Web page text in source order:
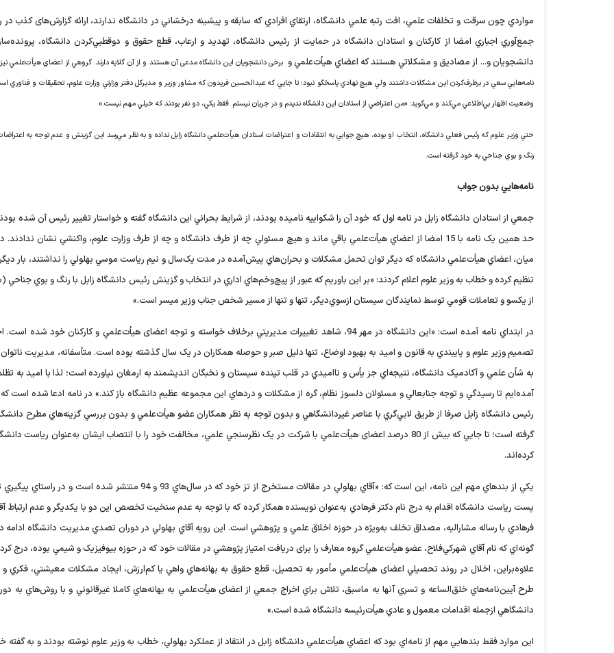
مواردي چون سرقت و تخلفات علمي، افت رتبه علمي دانشگاه، ارتقاي افرادي که سابقه و پيشينه درخشاني در دانشگاه ندارند، ارائه گزارش‌های کذب در
جمع‌آوري اجباري امضا از کارکنان و استادان دانشگاه در حمايت از رئيس دانشگاه، تهديد و ارعاب، قطع حقوق و دوقطبي‌کردن دانشگاه،
دانشجويان و... از مصاديق و مشکلاتي هستند که اعضاي هيأت‌علمي و برخی دانشجويان اين دانشگاه مدعی آن هستند و از آن گلايه دارند. گروهي از اعضاي هيأت‌علمي
نامه‌هايي سعي در برطرف‌کردن اين مشکلات داشتند ولي هيچ نهادي پاسخگو نبود؛ تا جايي که عبدالحسين فريدون که مشاور وزير و مديرکل دفتر وزارتي وزارت علوم، تحقيقات و فناوري
وضعيت اظهار بي‌اطلاعي مي‌کند و مي‌گويد: «من اعتراضي از استادان اين دانشگاه نديدم و در جريان نيستم. فقط يکي، دو نفر بودند که خيلي مهم نيست.»
حتي وزير علوم که رئيس فعلي دانشگاه، انتخاب او بوده، هيچ جوابي به انتقادات و اعتراضات استادان هيأت‌علمي دانشگاه زابل نداده و به نظر مي‌رسد اين گزينش و عدم توجه به
رنگ و بوي جناحي به خود گرفته است.
نامه‌هايي بدون جواب
جمعي از استادان دانشگاه زابل در نامه‌ اول که خود آن را شکواييه ناميده بودند، از شرايط بحراني اين دانشگاه گفته و خواستار تغيير رئيس آن شده‌
حد همين يک نامه با 15 امضا از اعضاي هيأت‌علمي باقي ماند و هيچ مسئولي چه از طرف دانشگاه و چه از طرف وزارت علوم، واکنشي نشان
ميان، اعضاي هيأت‌علمي دانشگاه که ديگر توان تحمل مشکلات و بحران‌هاي پيش‌آمده در مدت يک‌سال و نيم رياست موسي بهلولي را نداشتند، بار
تنظيم کرده و خطاب به وزير علوم اعلام کردند: «بر اين باوريم که عبور از پيچ‌وخم‌هاي اداري در انتخاب و گزينش رئيس دانشگاه زابل با رنگ و بوي
از يکسو و تعاملات قومي توسط نمايندگان سيستان از‌سوي‌ديگر، تنها و تنها از مسير شخص جناب وزير ميسر است.»
در ابتداي نامه آمده است: «اين دانشگاه در مهر 94، شاهد تغييرات مديريتي برخلاف خواسته و توجه اعضای هيأت‌علمي و کارکنان خود شده
تصميم وزير علوم و پايبندي به قانون و اميد به بهبود اوضاع، تنها دليل صبر و حوصله همکاران در يک سال گذشته بوده است. متأسفانه، مديريت ناتوان
به شأن علمي و آکادميک دانشگاه، نتيجه‌اي جز يأس و نااميدي در قلب تپنده سيستان و نخبگان انديشمند به ارمغان نياورده است؛ لذا با اميد به
آمده‌ايم تا رسيدگي و توجه جنابعالي و مسئولان دلسوز نظام، گره از مشکلات و دردهاي اين مجموعه عظيم دانشگاه باز کند.» در نامه ادعا شده است
رئيس دانشگاه زابل صرفا از طريق لابي‌گري با عناصر غيردانشگاهي و بدون توجه به نظر همکاران عضو هيأت‌علمي و بدون بررسي گزينه‌هاي مطرح
گرفته است؛ تا جايي که بيش از 80 درصد اعضای هيأت‌علمي با شرکت در يک نظرسنجي علمي، مخالفت خود را با انتصاب ايشان به‌عنوان رياست
کرده‌اند.
يکي از بندهاي مهم اين نامه، اين است که: «آقاي بهلولي در مقالات مستخرج از تز خود که در سال‌هاي 93 و 94 منتشر شده است
پست رياست دانشگاه اقدام به درج نام دکتر فرهادي به‌عنوان نويسنده همکار کرده که با توجه به عدم سنخيت تخصص اين دو با يکديگر و عدم ارتباط
فرهادي با رساله مشارالیه، مصداق تخلف به‌ويژه در حوزه اخلاق علمي و پژوهشي است. اين رويه آقاي بهلولي در دوران تصدي مديريت دانشگاه ادامه
گونه‌اي که نام آقاي شهرکي‌فلاح، عضو هيأت‌علمي گروه معارف را برای دريافت امتياز پژوهشي در مقالات خود که در حوزه بيوفيزيک و شيمي بوده، درج
علاوه‌براين، اخلال در روند تحصيلي اعضای هيأت‌علمي مأمور به تحصيل، قطع حقوق به بهانه‌هاي واهي يا کم‌ارزش، ايجاد مشکلات معيشتي، فکري و
طرح آيين‌نامه‌هاي خلق‌الساعه و تسري آنها به ماسبق، تلاش براي اخراج جمعي از اعضای هيأت‌علمي به بهانه‌هاي کاملا غيرقانوني و با روش‌هاي به
دانشگاهي ازجمله اقدامات معمول و عادي هيأت‌رئيسه دانشگاه شده است.»
اين موارد فقط بندهايي مهم از نامه‌اي بود که اعضاي هيأت‌علمي دانشگاه زابل در انتقاد از عملکرد بهلولي، خطاب به وزير علوم نوشته بودند و به گفته